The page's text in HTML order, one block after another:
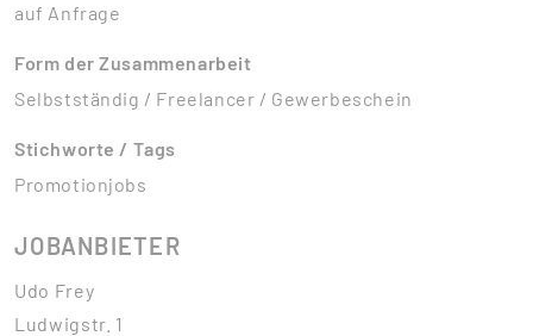
auf Anfrage
Form der Zusammenarbeit
Selbstständig / Freelancer / Gewerbeschein
Stichworte / Tags
Promotionjobs
JOBANBIETER
Udo Frey
Ludwigstr. 1